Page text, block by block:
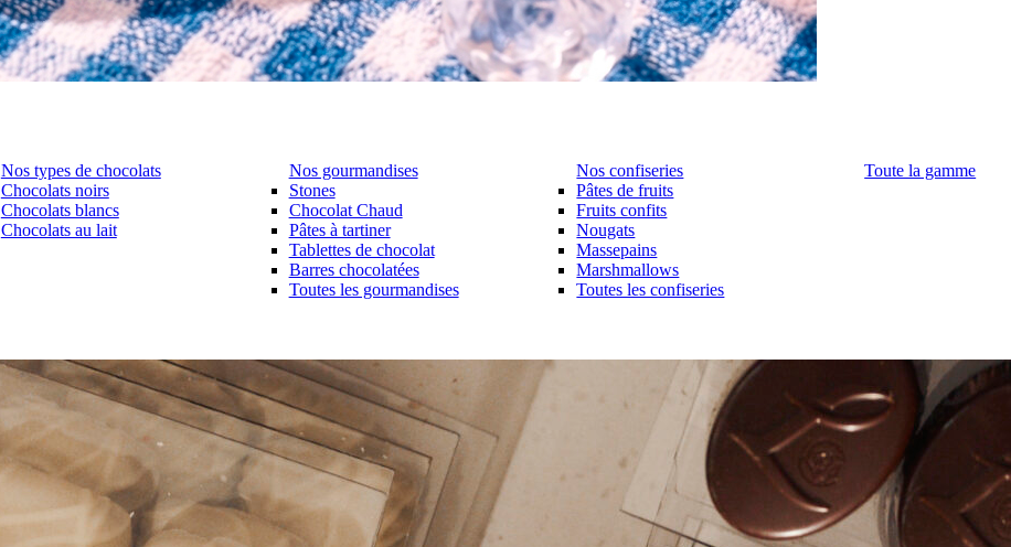
Nos types de chocolats
Chocolats noirs
Chocolats blancs
Chocolats au lait
Nos gourmandises
Stones
Chocolat Chaud
Pâtes à tartiner
Tablettes de chocolat
Barres chocolatées
Toutes les gourmandises
Nos confiseries
Pâtes de fruits
Fruits confits
Nougats
Massepains
Marshmallows
Toutes les confiseries
Toute la gamme